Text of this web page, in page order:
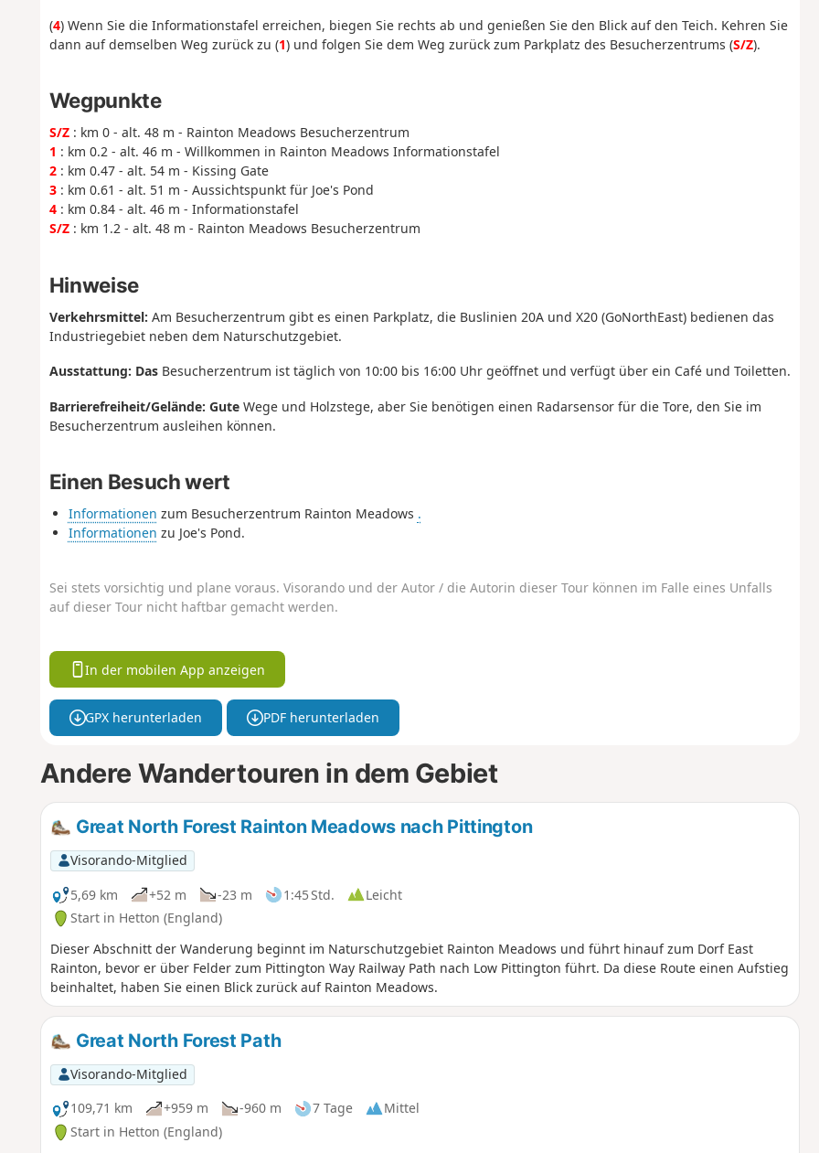
(4) Wenn Sie die Informationstafel erreichen, biegen Sie rechts ab und genießen Sie den Blick auf den Teich. Kehren Sie
dann auf demselben Weg zurück zu (1) und folgen Sie dem Weg zurück zum Parkplatz des Besucherzentrums (S/Z).
Wegpunkte
S/Z: km 0 - alt. 48 m - Rainton Meadows Besucherzentrum
1 : km 0.2 - alt. 46 m - Willkommen in Rainton Meadows Informationstafel
2: km 0.47 - alt. 54 m - Kissing Gate
3: km 0.61 - alt. 51 m - Aussichtspunkt für Joe's Pond
4: km 0.84 - alt. 46 m - Informationstafel
S/Z: km 1.2 - alt. 48 m - Rainton Meadows Besucherzentrum
Hinweise
Verkehrsmittel: Am Besucherzentrum gibt es einen Parkplatz, die Buslinien 20A und X20 (GoNorthEast) bedienen das
Industriegebiet neben dem Naturschutzgebiet.
Ausstattung: Das Besucherzentrum ist täglich von 10:00 bis 16:00 Uhr geöffnet und verfügt über ein Café und Toiletten.
Barrierefreiheit/Gelände: Gute Wege und Holzstege, aber Sie benötigen einen Radarsensor für die Tore, den Sie im
Besucherzentrum ausleihen können.
Einen Besuch wert
Informationen zum Besucherzentrum Rainton Meadows .
Informationen zu Joe's Pond.
Sei stets vorsichtig und plane voraus. Visorando und der Autor / die Autorin dieser Tour können im Falle eines Unfalls
auf dieser Tour nicht haftbar gemacht werden.
In der mobilen App anzeigen
GPX herunterladen PDF herunterladen
Andere Wandertouren in dem Gebiet
Great North Forest Rainton Meadows nach Pittington
Visorando-Mitglied
5,69 km
+52 m -23 m 1:45 Std.
Leicht
Start in Hetton (England)
Dieser Abschnitt der Wanderung beginnt im Naturschutzgebiet Rainton Meadows und führt hinauf zum Dorf East
Rainton, bevor er über Felder zum Pittington Way Railway Path nach Low Pittington führt. Da diese Route einen Aufstieg
beinhaltet, haben Sie einen Blick zurück auf Rainton Meadows.
Great North Forest Path
Visorando-Mitglied
109,71 km
+959 m -960 m 7 Tage
Mittel
Start in Hetton (England)